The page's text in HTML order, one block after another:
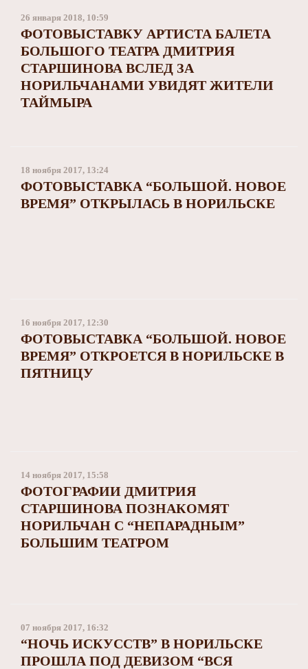
26 января 2018, 10:59
ФОТОВЫСТАВКУ АРТИСТА БАЛЕТА
БОЛЬШОГО ТЕАТРА ДМИТРИЯ
СТАРШИНОВА ВСЛЕД ЗА
НОРИЛЬЧАНАМИ УВИДЯТ ЖИТЕЛИ
ТАЙМЫРА
18 ноября 2017, 13:24
ФОТОВЫСТАВКА “БОЛЬШОЙ. НОВОЕ
ВРЕМЯ” ОТКРЫЛАСЬ В НОРИЛЬСКЕ
16 ноября 2017, 12:30
ФОТОВЫСТАВКА “БОЛЬШОЙ. НОВОЕ
ВРЕМЯ” ОТКРОЕТСЯ В НОРИЛЬСКЕ В
ПЯТНИЦУ
14 ноября 2017, 15:58
ФОТОГРАФИИ ДМИТРИЯ
СТАРШИНОВА ПОЗНАКОМЯТ
НОРИЛЬЧАН С “НЕПАРАДНЫМ”
БОЛЬШИМ ТЕАТРОМ
07 ноября 2017, 16:32
“НОЧЬ ИСКУССТВ” В НОРИЛЬСКЕ
ПРОШЛА ПОД ДЕВИЗОМ “ВСЯ